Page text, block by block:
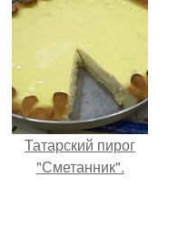
Татарский пирог
"Сметанник".